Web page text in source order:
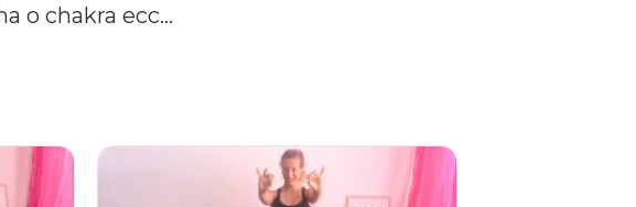
o chakra ecc...